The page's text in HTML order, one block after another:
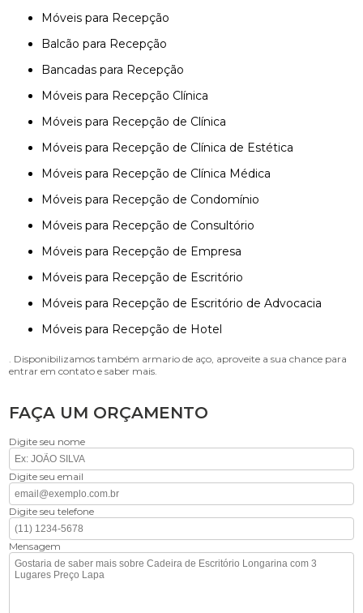
Móveis para Recepção
Balcão para Recepção
Bancadas para Recepção
Móveis para Recepção Clínica
Móveis para Recepção de Clínica
Móveis para Recepção de Clínica de Estética
Móveis para Recepção de Clínica Médica
Móveis para Recepção de Condomínio
Móveis para Recepção de Consultório
Móveis para Recepção de Empresa
Móveis para Recepção de Escritório
Móveis para Recepção de Escritório de Advocacia
Móveis para Recepção de Hotel
. Disponibilizamos também armario de aço, aproveite a sua chance para
entrar em contato e saber mais.
FAÇA UM ORÇAMENTO
Digite seu nome
Digite seu email
Digite seu telefone
Mensagem